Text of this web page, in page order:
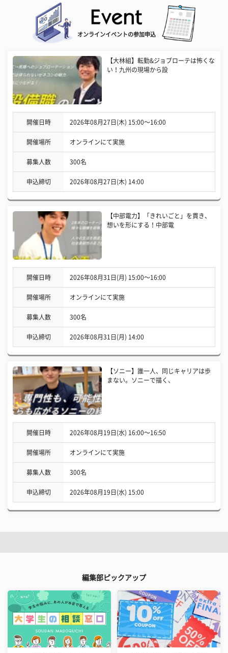
オンラインイベントの参加申込
【大林組】転勤&ジョブローテは怖くな
い！九州の現場から設
開催日時 2026年08月27日(木) 15:00〜16:00
開催場所 オンラインにて実施
募集人数 300名
申込締切 2026年08月27日(木) 14:00
【中部電力】「きれいごと」を貫き、
想いを形にする！中部電
開催日時 2026年08月31日(月) 15:00〜16:00
開催場所 オンラインにて実施
募集人数 300名
申込締切 2026年08月31日(月) 14:00
【ソニー】誰一人、同じキャリアは歩
まない。ソニーで描く、
開催日時 2026年08月19日(水) 16:00〜16:50
開催場所 オンラインにて実施
募集人数 300名
申込締切 2026年08月19日(水) 15:00
編集部ピックアップ